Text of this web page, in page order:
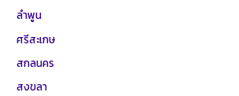
ลำพูน
ศรีสะเกษ
สกลนคร
สงขลา